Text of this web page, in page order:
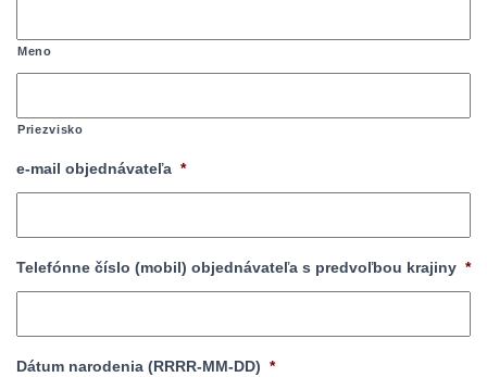
Meno
Priezvisko
e-mail objednávateľa *
Telefónne číslo (mobil) objednávateľa s predvoľbou krajiny *
Dátum narodenia (RRRR-MM-DD) *